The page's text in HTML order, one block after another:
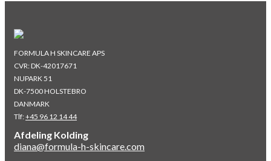
FORMULA H SKINCARE APS
CVR: DK-42017671
NUPARK 51
DK-7500 HOLSTEBRO
DANMARK
Tlf:+45 96 12 14 44
Afdeling Kolding
diana@formula-h-skincare.com